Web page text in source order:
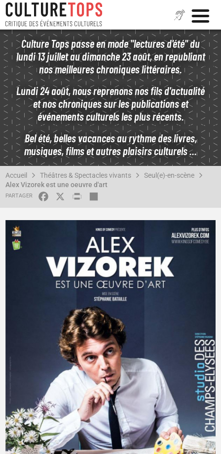
Aller
au
contenu
principal
Culture Tops passe en mode "lectures d'été" du
lundi 13 juillet au dimanche 23 août, en republiant
nos meilleures chroniques littéraires.
Lundi 24 août, nous reprenons nos fils d'actualité
et nos chroniques sur les publications et
événements culturels les plus récents.
Bel été, belles vacances au rythme des livres,
musiques, films et autres plaisirs culturels ...
FIL
D'ARIANE
Accueil Théâtres & Spectacles vivants
Seul(e)-en-scène
Alex Vizorek est une oeuvre d'art
FACEBOOK PRINT